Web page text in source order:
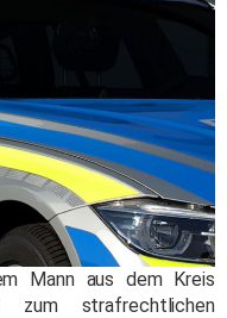
Mann aus dem Kreis
zum strafrechtlichen